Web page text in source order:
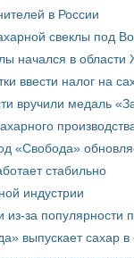
в России
свеклы под
начался в области
ввести налог на
вручили медаль
«Свобода»
стабильно
индустрии
за популярности
выпускает сахар в